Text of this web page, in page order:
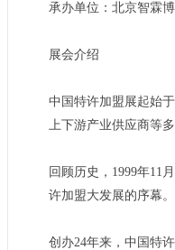
承办单位：北京智霖
展会介绍
中国特许加盟展起始
上下游产业供应商等
回顾历史，1999年11
许加盟大发展的序幕。
创办24年来，中国特